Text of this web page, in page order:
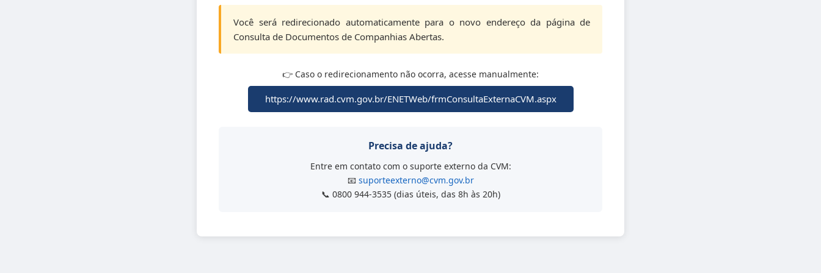
Você será redirecionado automaticamente para o novo endereço da página de
Consulta de Documentos de Companhias Abertas.
👉 Caso o redirecionamento não ocorra, acesse manualmente:
https://www.rad.cvm.gov.br/ENETWeb/frmConsultaExternaCVM.aspx
Precisa de ajuda?
Entre em contato com o suporte externo da CVM:
📧 suporteexterno@cvm.gov.br
📞 0800 944-3535 (dias úteis, das 8h às 20h)